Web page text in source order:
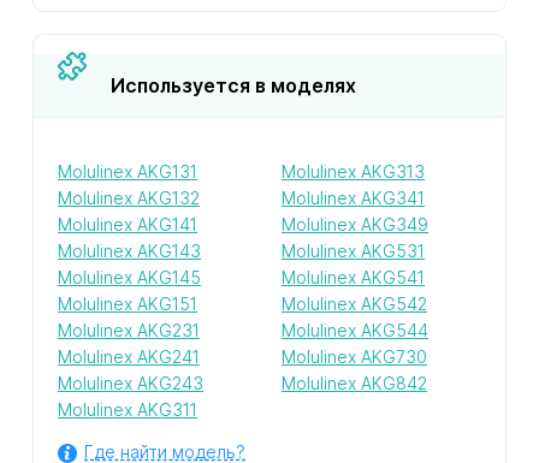
Используется в моделях
Molulinex AKG131
Molulinex AKG132
Molulinex AKG141
Molulinex AKG143
Molulinex AKG145
Molulinex AKG151
Molulinex AKG231
Molulinex AKG241
Molulinex AKG243
Molulinex AKG311
Molulinex AKG313
Molulinex AKG341
Molulinex AKG349
Molulinex AKG531
Molulinex AKG541
Molulinex AKG542
Molulinex AKG544
Molulinex AKG730
Molulinex AKG842
Где найти модель?